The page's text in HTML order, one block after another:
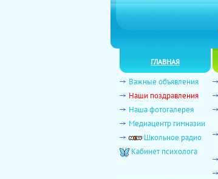
главная
Важные объявления
Наши поздравления
Наша фотогалерея
Медиацентр гимназии
Школьное радио
Кабинет психолога